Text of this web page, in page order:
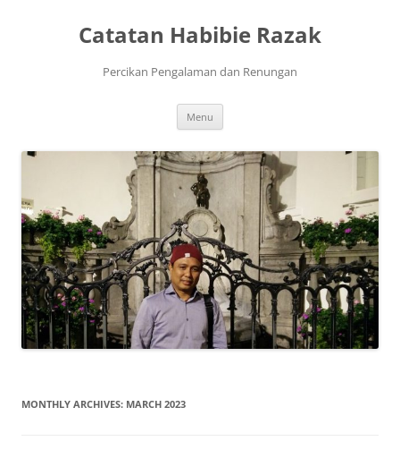
Catatan Habibie Razak
Percikan Pengalaman dan Renungan
Menu
MONTHLY ARCHIVES: MARCH 2023